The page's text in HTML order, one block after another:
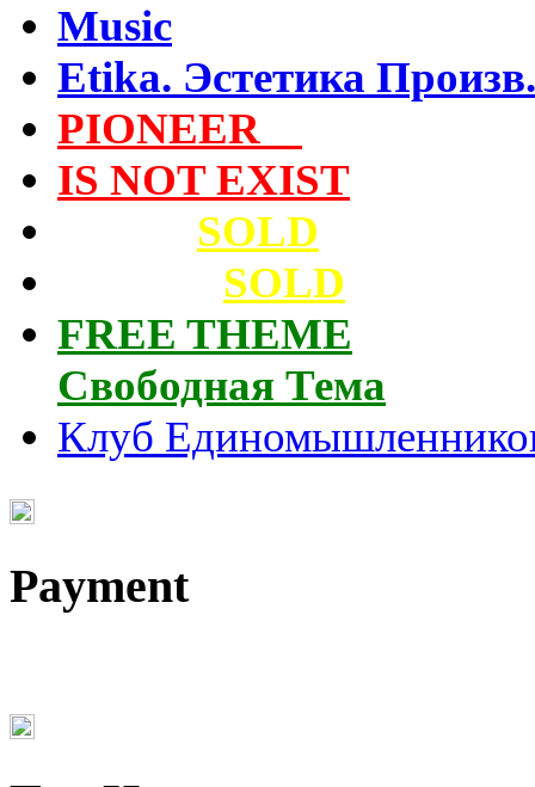
Music
Etika. Эстетика Произв.
PIONEER
IS NOT EXIST
SOLD
SOLD
FREE THEME
Свободная Тема
Клуб
Payment